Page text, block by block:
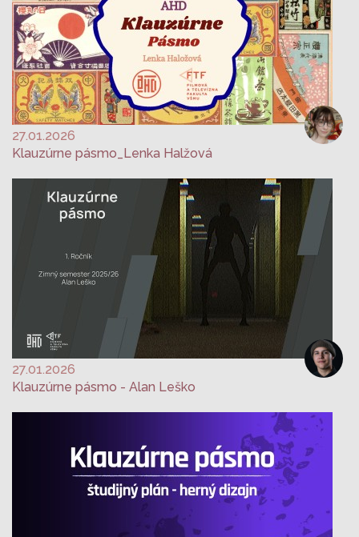
27.01.2026
Klauzúrne pásmo_Lenka Halžová
27.01.2026
Klauzúrne pásmo - Alan Leško